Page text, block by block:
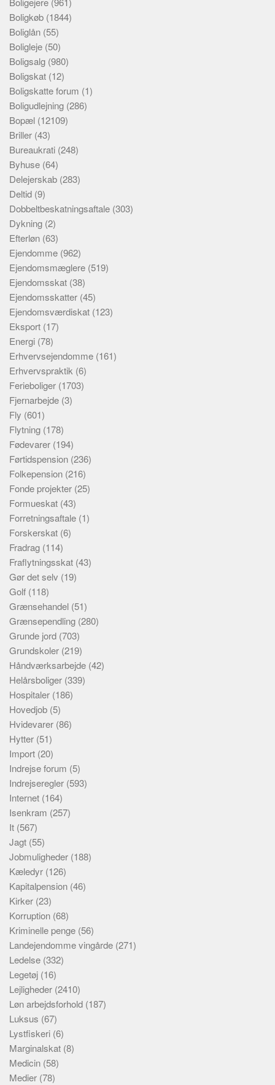
Boligkøb (1844)
Boliglån (55)
Boligleje (50)
Boligsalg (980)
Boligskat (12)
Boligskatte forum (1)
Boligudlejning (286)
Bopæl (12109)
Briller (43)
Bureaukrati (248)
Byhuse (64)
Delejerskab (283)
Deltid (9)
Dobbeltbeskatningsaftale (303)
Dykning (2)
Efterløn (63)
Ejendomme (962)
Ejendomsmæglere (519)
Ejendomsskat (38)
Ejendomsskatter (45)
Ejendomsværdiskat (123)
Eksport (17)
Energi (78)
Erhvervsejendomme (161)
Erhvervspraktik (6)
Ferieboliger (1703)
Fjernarbejde (3)
Fly (601)
Flytning (178)
Fødevarer (194)
Førtidspension (236)
Folkepension (216)
Fonde projekter (25)
Formueskat (43)
Forretningsaftale (1)
Forskerskat (6)
Fradrag (114)
Fraflytningsskat (43)
Gør det selv (19)
Golf (118)
Grænsehandel (51)
Grænsependling (280)
Grunde jord (703)
Grundskoler (219)
Håndværksarbejde (42)
Helårsboliger (339)
Hospitaler (186)
Hovedjob (5)
Hvidevarer (86)
Hytter (51)
Import (20)
Indrejse forum (5)
Indrejseregler (593)
Internet (164)
Isenkram (257)
It (567)
Jagt (55)
Jobmuligheder (188)
Kæledyr (126)
Kapitalpension (46)
Kirker (23)
Korruption (68)
Kriminelle penge (56)
Landejendomme vingårde (271)
Ledelse (332)
Legetøj (16)
Lejligheder (2410)
Løn arbejdsforhold (187)
Luksus (67)
Lystfiskeri (6)
Marginalskat (8)
Medicin (58)
Medier (78)